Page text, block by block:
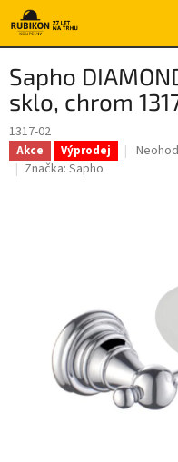
Přejít
na
obsah
Sapho
sklo, chrom
1317-02
Akce Výprodej
Značka: Sapho